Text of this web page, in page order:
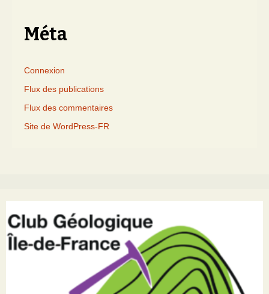
Méta
Connexion
Flux des publications
Flux des commentaires
Site de WordPress-FR